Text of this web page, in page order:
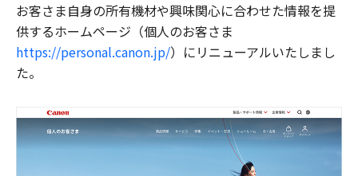
お客さま自身の所有機材や興味関心に合わせた情報を提
供するホームページ（個人のお客さま
https://personal.canon.jp/）にリニューアルいたしまし
た。